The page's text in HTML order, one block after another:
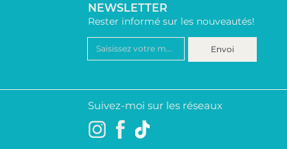
NEWSLETTER
Rester informé sur les nouveautés!
Envoi
Suivez-moi sur les réseaux